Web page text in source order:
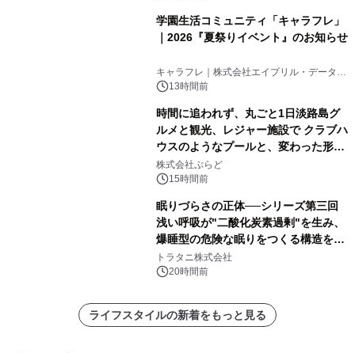
学園生活コミュニティ「キャラフレ」
｜2026『夏祭りイベント』のお知らせ
キャラフレ｜株式会社エイプリル・データ・
デザインズ
13時間前
時間に追われず、丸ごと1日淡路島グ
ルメと観光、レジャー施設で クラブハ
ウスのようなプールと、変わった形の
サウナも 「THE BOXY AWAJI」のお
得な素泊まり連泊プランで
株式会社ぷらど
15時間前
眠りづらさの正体──シリーズ第三回
浅い呼吸が"二酸化炭素過剰"を生み、
爆睡型の危険な眠りをつくる構造を解
説
トラタニ株式会社
20時間前
ライフスタイルの新着をもっと見る